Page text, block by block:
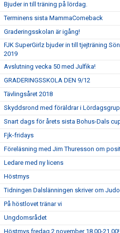
Bjuder in till träning på lördag.
Terminens sista MammaComeback
Graderingsskolan är igång!
FJK SuperGirlz bjuder in till tjejträning
2019
Avslutning vecka 50 med Julfika!
GRADERINGSSKOLA DEN 9/12
Tävlingsåret 2018
Skyddsrond med föräldrar i
Snart dags för årets sista Bohus-Dals
Fjk-fridays
Föreläsning med Jim Thuresson om
Ledare med ny licens
Höstmys
Tidningen Dalslänningen skriver om
På höstlovet tränar vi
Ungdomsrådet
Höstmys fredag 2 november 18.00-21.00!